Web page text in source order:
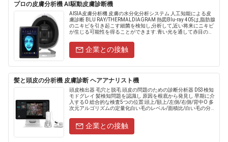
プロの皮膚分析機 AI駆動皮膚診断機
AISIA皮膚分析機 皮膚の水分化分析システム 人工知能による皮
膚診断 BLU RAY/THERMALDIAGRAM 熱図Blu-ray 405は,脂肪腺
のニキビを引き起こす細菌を検知し,分析して,近い将来にニキビ
が生じる可能性を得ることができます.青い光を通して赤目の
企業との接触
髪と頭皮の分析機 皮膚診断 ヘアアナリスト機
頭皮検出器 毛穴と脱毛 頭皮の問題のための診断分析器 DS3検知
モドグレイ 髪検知問題を認識し 原因を根底から発見し 早期に介
入するO 総合的な検査5つの位置:頭上/額上/左側/右側/背中O 多
次元アルゴリズムの定量化白い毛のレベル/面積比/白い毛の分
企業との接触